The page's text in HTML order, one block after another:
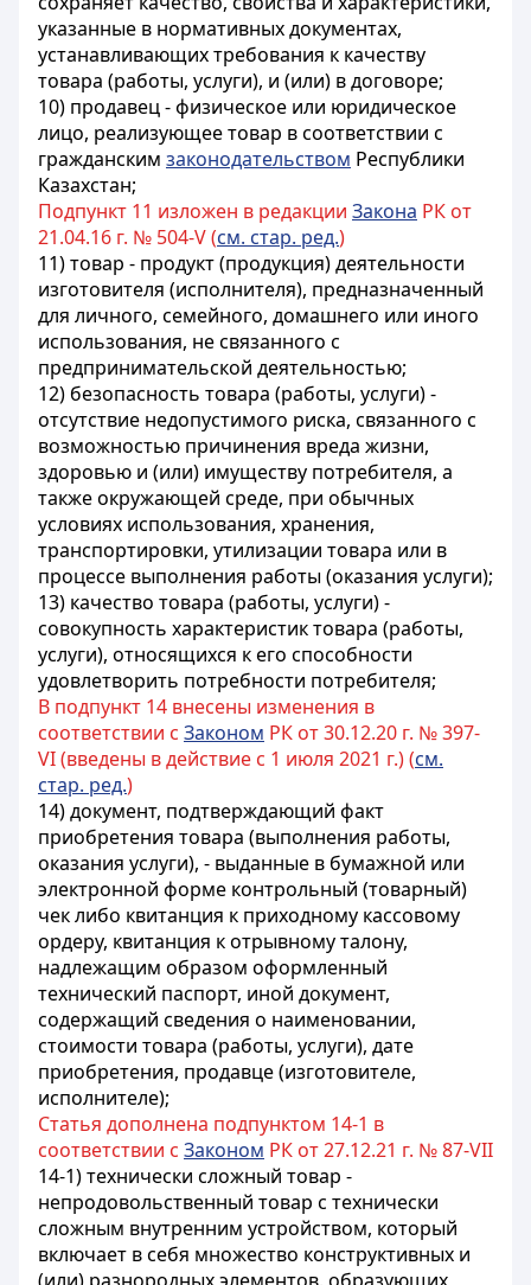
указанные в нормативных документах,
устанавливающих требования к качеству
товара (работы, услуги), и (или) в договоре;
10) продавец - физическое или юридическое
лицо, реализующее товар в соответствии с
гражданским законодательством Республики
Казахстан;
Подпункт 11 изложен в редакции Закона РК от
21.04.16 г. № 504-V (см. стар. ред.)
11) товар - продукт (продукция) деятельности
изготовителя (исполнителя), предназначенный
для личного, семейного, домашнего или иного
использования, не связанного с
предпринимательской деятельностью;
12) безопасность товара (работы, услуги) -
отсутствие недопустимого риска, связанного с
возможностью причинения вреда жизни,
здоровью и (или) имуществу потребителя, а
также окружающей среде, при обычных
условиях использования, хранения,
транспортировки, утилизации товара или в
процессе выполнения работы (оказания услуги);
13) качество товара (работы, услуги) -
совокупность характеристик товара (работы,
услуги), относящихся к его способности
удовлетворить потребности потребителя;
В подпункт 14 внесены изменения в
соответствии с Законом РК от 30.12.20 г. № 397-
VI (введены в действие с 1 июля 2021 г.) (см.
стар. ред.)
14) документ, подтверждающий факт
приобретения товара (выполнения работы,
оказания услуги), - выданные в бумажной или
электронной форме контрольный (товарный)
чек либо квитанция к приходному кассовому
ордеру, квитанция к отрывному талону,
надлежащим образом оформленный
технический паспорт, иной документ,
содержащий сведения о наименовании,
стоимости товара (работы, услуги), дате
приобретения, продавце (изготовителе,
исполнителе);
Статья дополнена подпунктом 14-1 в
соответствии с Законом РК от 27.12.21 г. № 87-VII
14-1) технически сложный товар -
непродовольственный товар с технически
сложным внутренним устройством, который
включает в себя множество конструктивных и